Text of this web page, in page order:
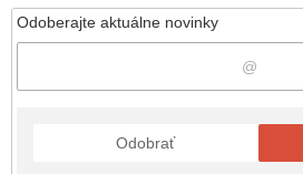
Odoberajte aktuálne novinky
Odobrať